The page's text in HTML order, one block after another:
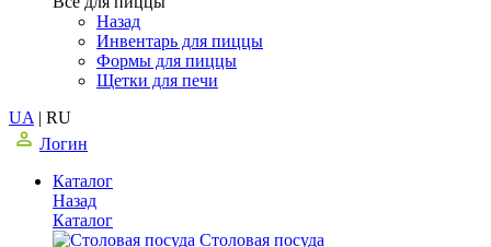
Назад
Инвентарь для пиццы
Формы для пиццы
Щетки для печи
UA | RU
Логин
Каталог
Назад
Каталог
Столовая посуда